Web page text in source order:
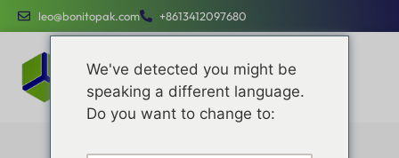
leo@bonitopak.com +8613412097680
We've detected you might be
speaking a different language.
Do you want to change to: